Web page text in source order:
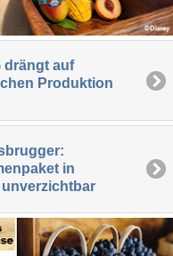
drängt auf
Produktion
in